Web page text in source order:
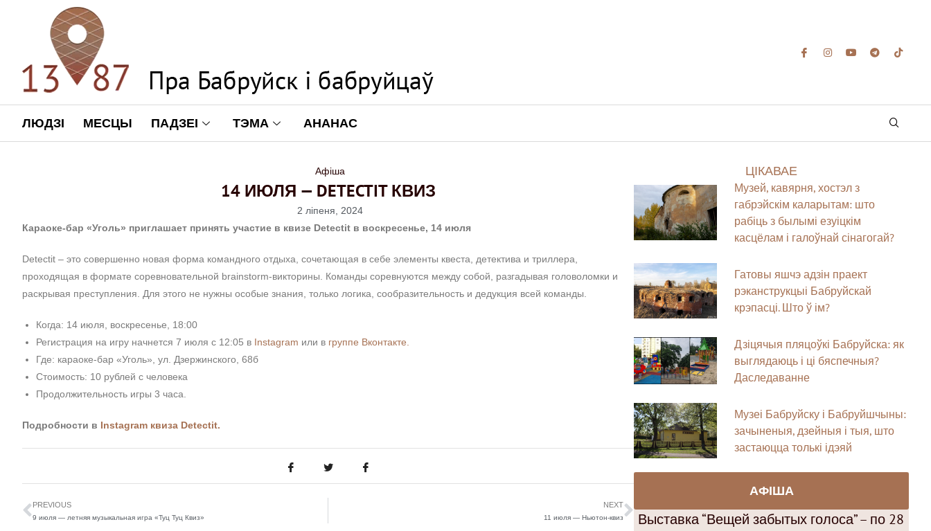
ЛЮДЗІ МЕСЦЫ ПАДЗЕІ ТЭМА АНАНАС
Афіша
14 ИЮЛЯ — DETECTIT КВИЗ
2 ліпеня, 2024
Караоке-бар «Уголь» приглашает принять участие в квизе Detectit в воскресенье, 14 июля
Detectit – это совершенно новая форма командного отдыха, сочетающая в себе элементы квеста, детектива и триллера,
проходящая в формате соревновательной brainstorm-викторины. Команды соревнуются между собой, разгадывая головоломки и
раскрывая преступления. Для этого не нужны особые знания, только логика, сообразительность и дедукция всей команды.
Когда: 14 июля, воскресенье, 18:00
Регистрация на игру начнется 7 июля с 12:05 в Instagram или в группе Вконтакте.
Где: караоке-бар «Уголь», ул. Дзержинского, 68б
Стоимость: 10 рублей с человека
Продолжительность игры 3 часа.
Подробности в Instagram квиза Detectit.
PREVIOUS
9 июля — летняя музыкальная игра «Туц Туц Квиз»
NEXT
11 июля — Ньютон-квиз
ЦІКАВАЕ
Музей, кавярня, хостэл з
габрэйскім каларытам: што
рабіць з былымі езуіцкім
касцёлам і галоўнай сінагогай?
Гатовы яшчэ адзін праект
рэканструкцыі Бабруйскай
крэпасці. Што ў ім?
Дзіцячыя пляцоўкі Бабруйска: як
выглядаюць і ці бяспечныя?
Даследаванне
Музеі Бабруйску і Бабруйшчыны:
зачыненыя, дзейныя і тыя, што
застаюцца толькі ідэяй
АФІША
Выставка “Вещей забытых голоса” – по 28